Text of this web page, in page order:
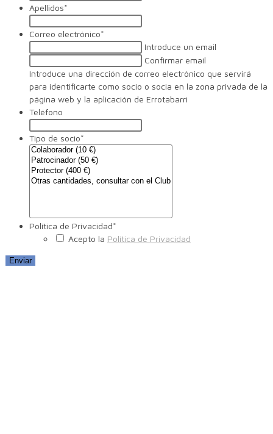
Apellidos*
Correo electrónico*
Introduce un email
Confirmar email
Introduce una dirección de correo electrónico que servirá
para identificarte como socio o socia en la zona privada de la
página web y la aplicación de Errotabarri
Teléfono
Tipo de socio*
Política de Privacidad*
Acepto la Política de Privacidad